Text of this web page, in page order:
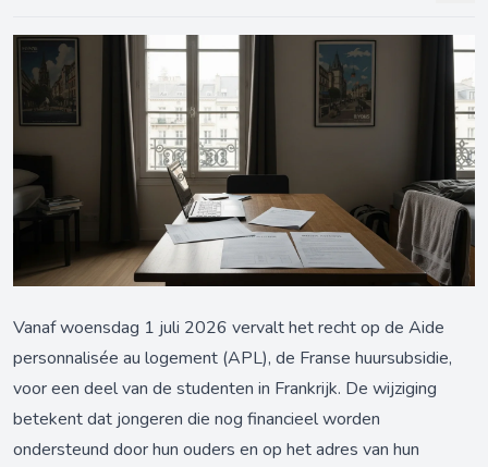
Vanaf woensdag 1 juli 2026 vervalt het recht op de Aide
personnalisée au logement (APL), de Franse huursubsidie,
voor een deel van de studenten in Frankrijk. De wijziging
betekent dat jongeren die nog financieel worden
ondersteund door hun ouders en op het adres van hun